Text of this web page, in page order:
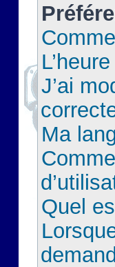
J’ai
Ma
Quel